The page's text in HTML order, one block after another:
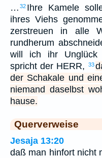
… 32 Ihre Kamele
ihres Viehs
zerstreuen in alle
rundherum
will ich ihr Unglück
spricht der HERR,
33
der Schakale und
niemand daselbst
hause.
Querverweise
Jesaja 13:20
daß man hinfort nicht